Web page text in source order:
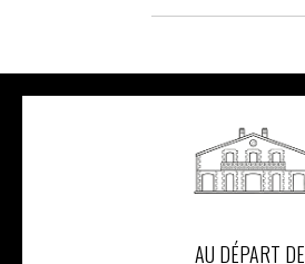
AU DÉPART DE